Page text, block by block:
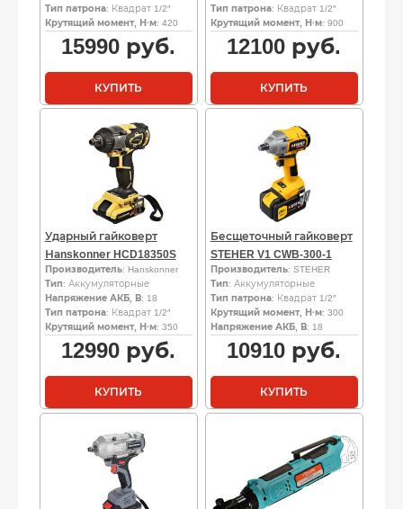
Тип патрона: Квадрат 1/2″
Крутящий момент, Н·м: 420
15990 руб.
КУПИТЬ
Тип патрона: Квадрат 1/2″
Крутящий момент, Н·м: 900
12100 руб.
КУПИТЬ
Ударный гайковерт
Наnskоnnеr HCD18350S
Производитель: Hanskonner
Тип: Аккумуляторные
Напряжение АКБ, В: 18
Тип патрона: Квадрат 1/2″
Крутящий момент, Н·м: 350
12990 руб.
КУПИТЬ
Бесщеточный гайковерт
STEHER V1 CWB-300-1
Производитель: STEHER
Тип: Аккумуляторные
Тип патрона: Квадрат 1/2″
Крутящий момент, Н·м: 300
Напряжение АКБ, В: 18
10910 руб.
КУПИТЬ